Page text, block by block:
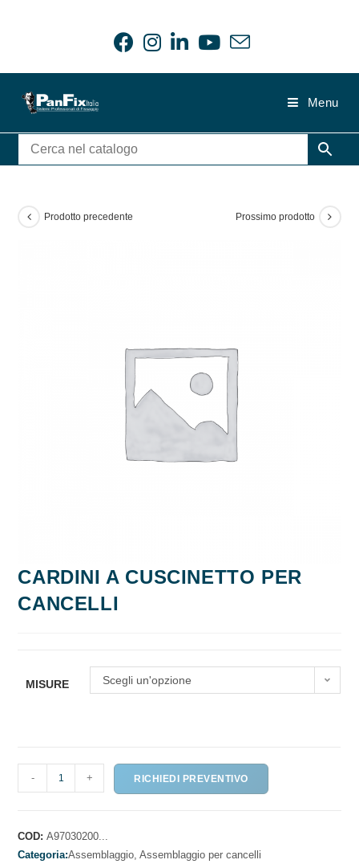
Menu
Prodotto precedente Prossimo prodotto
CARDINI A CUSCINETTO PER
CANCELLI
MISURE Scegli un'opzione
CARDINI
A
PER
CANCELLI
- + RICHIEDI PREVENTIVO
COD:A97030200...
Categoria:Assemblaggio,Assemblaggio per cancelli